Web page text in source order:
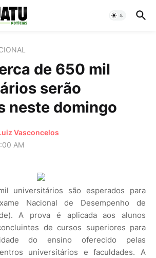
de 650 mil
serão
neste domingo
Vasconcelos
AM
universitários são esperados para
Nacional de Desempenho de
A prova é aplicada aos alunos
de cursos superiores para
do ensino oferecido pelas
universitários e faculdades. A